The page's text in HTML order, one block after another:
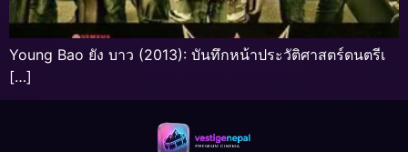
Young Bao ยัง บาว (2013): บันทึกหน้าประวัติศาสตร์ดนตรีเ
[…]